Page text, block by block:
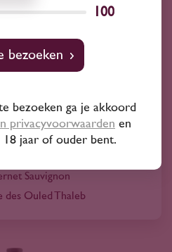
Marokko
2023
55
Sauvignon
des Ouled Thaleb
100
bezoeken
bezoeken ga je akkoord
privacyvoorwaarden en
jaar of ouder bent.